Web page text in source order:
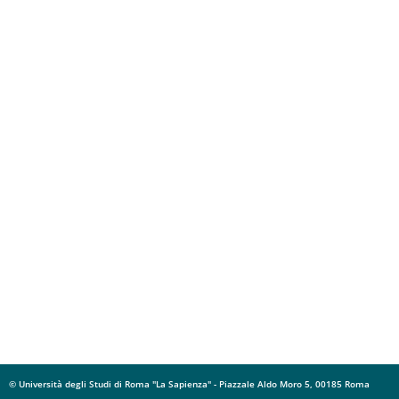
© Università degli Studi di Roma "La Sapienza" - Piazzale Aldo Moro 5, 00185 Roma